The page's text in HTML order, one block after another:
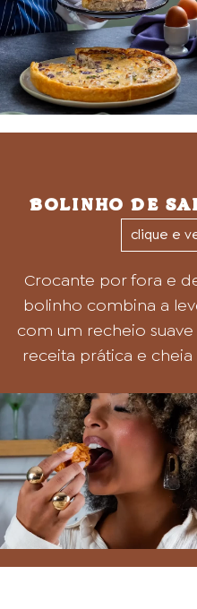
BOLINHO DE
clique e
Crocante por fora e
bolinho combina a
com um recheio
receita prática e